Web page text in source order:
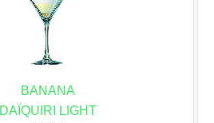
BANANA
DAÏQUIRI LIGHT